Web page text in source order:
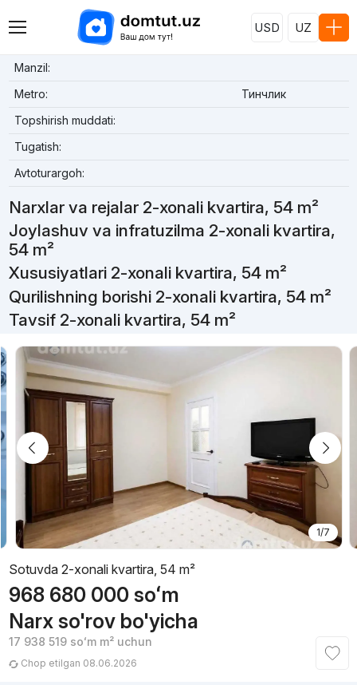
USD UZ
Manzil:
Metro:
Тинчлик
Topshirish muddati:
Tugatish:
Avtoturargoh:
Narxlar va rejalar 2-xonali kvartira, 54 m²
Joylashuv va infratuzilma 2-xonali kvartira,
54 m²
Xususiyatlari 2-xonali kvartira, 54 m²
Qurilishning borishi 2-xonali kvartira, 54 m²
Tavsif 2-xonali kvartira, 54 m²
1/7
Sotuvda 2-xonali kvartira, 54 m²
968 680 000 soʻm
Narx so'rov bo'yicha
17 938 519 soʻmm² uchun
Chop etilgan 08.06.2026